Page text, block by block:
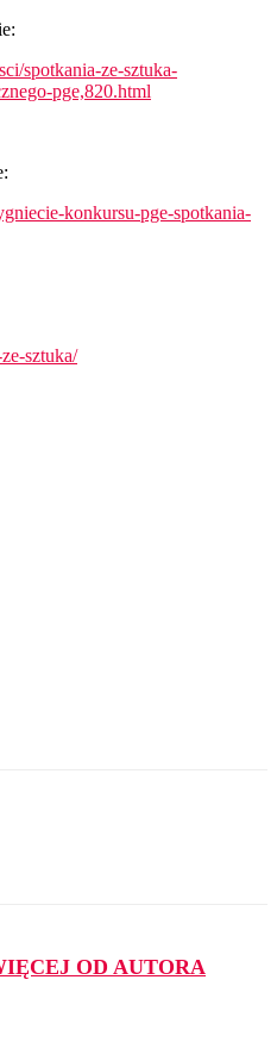
spotkania-ze-sztuka-
pge,820.html
konkursu-pge-spotkania-
sztuka/
OD AUTORA